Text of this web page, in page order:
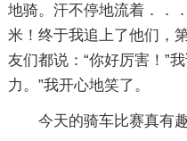
地骑。汗不停地流着．．
米！终于我追上了他们，
友们都说：“你好厉害！”
力。”我开心地笑了。
今天的骑车比赛真有